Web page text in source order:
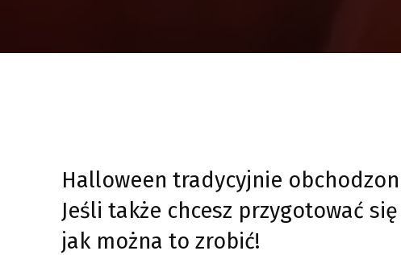
Halloween tradycyjnie
Jeśli także chcesz przygotować
jak można to zrobić!